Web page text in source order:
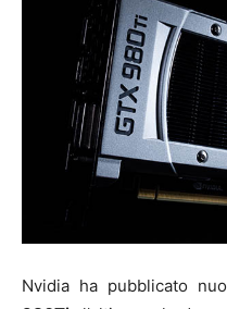
Nvidia ha pubblicato